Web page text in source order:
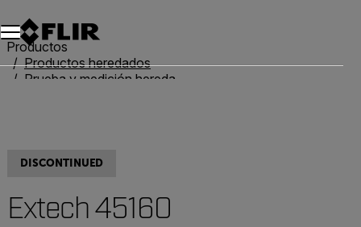
Unread messages
Modelo
Eliminar
artículos
artículo
Añadir al carro
Añadido al carro
Productos
Productos heredados
Prueba y medición heredadas
DISCONTINUED
Extech 45160